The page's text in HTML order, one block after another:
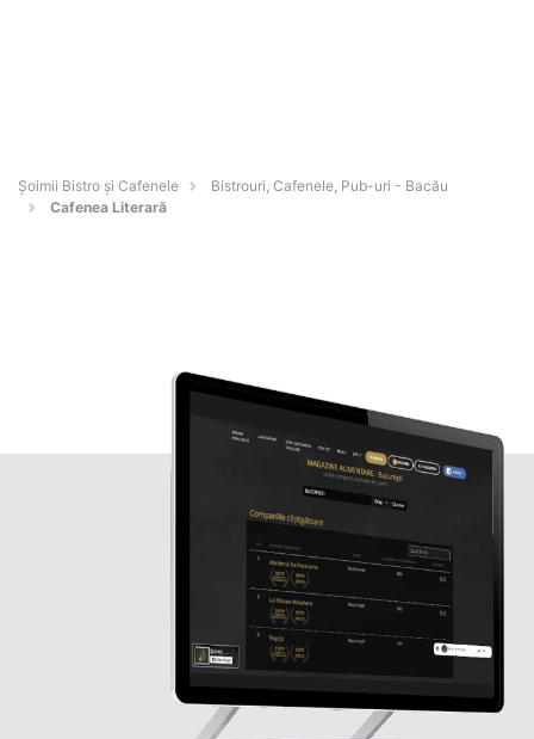
Șoimii Bistro și Cafenele
Bistrouri, Cafenele, Pub-uri - Bacău
Cafenea Literară